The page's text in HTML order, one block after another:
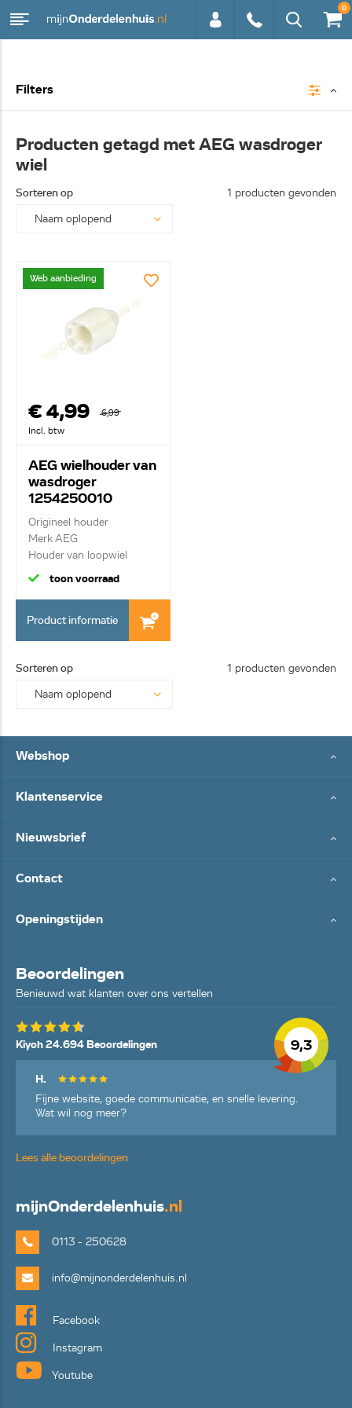
0
Filters
Producten getagd met AEG wasdroger
wiel
Sorteren op 1 producten gevonden
Web aanbieding
€ 4,99
6,99
Incl. btw
AEG wielhouder van
wasdroger
1254250010
Origineel houder
Merk AEG
Houder van loopwiel
toon voorraad
Product informatie
Sorteren op 1 producten gevonden
Webshop
Klantenservice
Nieuwsbrief
Contact
Openingstijden
Beoordelingen
Benieuwd wat klanten over ons vertellen
9,3
Kiyoh 24.694 Beoordelingen
H.
Fijne website, goede communicatie, en snelle levering.
Wat wil nog meer?
Lees alle beoordelingen
mijnOnderdelenhuis.nl
0113 - 250628
info@mijnonderdelenhuis.nl
Facebook
Instagram
Youtube